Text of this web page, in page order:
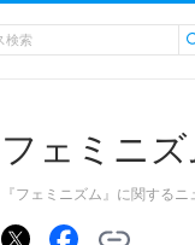
フェミニズ
『フェミニズム』に関する